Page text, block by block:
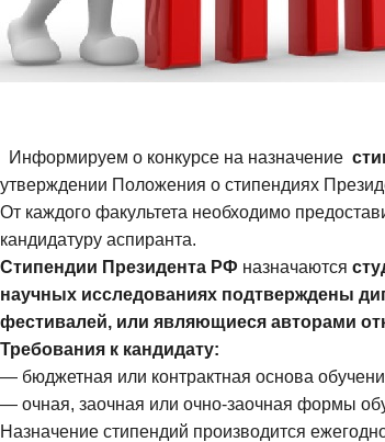
Информируем о конкурсе на назначение
утверждении Положения о стипендиях
От каждого факультета необходимо
кандидатуру аспиранта.
Стипендии Президента РФ назначаются
научных исследованиях подтверждены
фестивалей, или являющиеся авторами
Требования к кандидату:
— бюджетная или контрактная основа
— очная, заочная или очно-заочная формы
Назначение стипендий производится